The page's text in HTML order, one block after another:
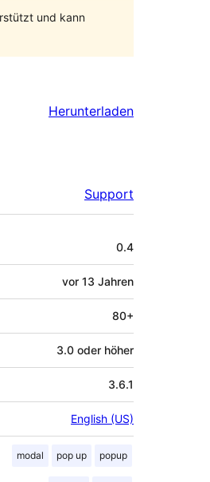
und kann
Herunterladen
Support
0.4
vor 13 Jahren
80+
3.0 oder höher
3.6.1
English (US)
modal pop up popup